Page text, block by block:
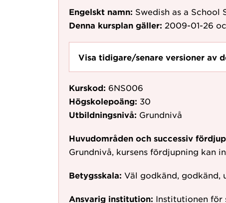
Engelskt namn: Swedish as a
Denna kursplan gäller: 2009-01-26
Visa tidigare/senare versioner av
Kurskod: 6NS006
Högskolepoäng: 30
Utbildningsnivå: Grundnivå
Huvudområden och successiv
Grundnivå, kursens fördjupning kan
Betygsskala: Väl godkänd, godkänd,
Ansvarig institution: Institutionen för